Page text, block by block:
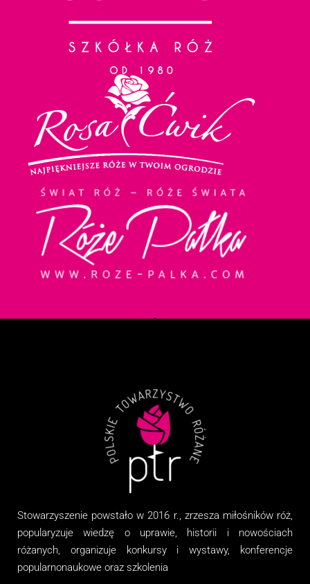
Stowarzyszenie powstało w 2016 r., zrzesza miłośników róż,
popularyzuje wiedzę o uprawie, historii i nowościach
różanych, organizujekonkursy i wystawy, konferencje
popularnonaukowe oraz szkolenia